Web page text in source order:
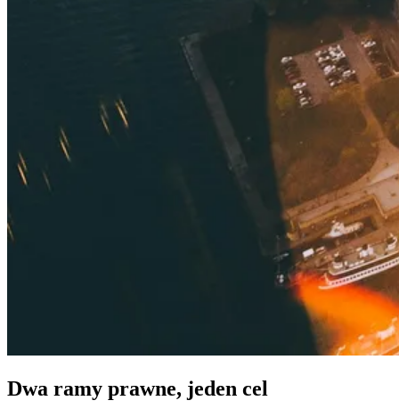
Dwa ramy prawne, jeden cel